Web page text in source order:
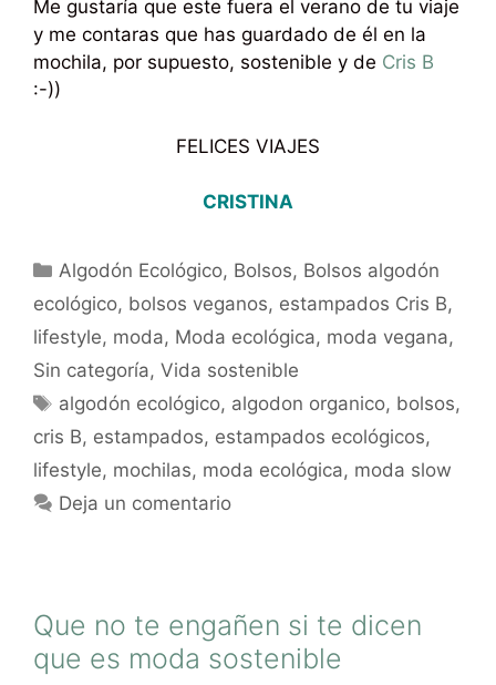
Me gustaría que este fuera el verano de tu viaje
y me contaras que has guardado de él en la
mochila, por supuesto, sostenible y de Cris B
:-))
FELICES VIAJES
CRISTINA
Algodón Ecológico, Bolsos, Bolsos algodón
ecológico, bolsos veganos, estampados Cris B,
lifestyle, moda, Moda ecológica, moda vegana,
Sin categoría, Vida sostenible
algodón ecológico, algodon organico, bolsos,
cris B, estampados, estampados ecológicos,
lifestyle, mochilas, moda ecológica, moda slow
Deja un comentario
Que no te engañen si te dicen
que es moda sostenible